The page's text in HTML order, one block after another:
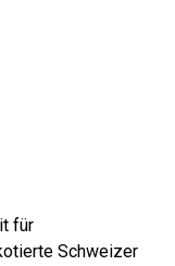
für
Schweizer